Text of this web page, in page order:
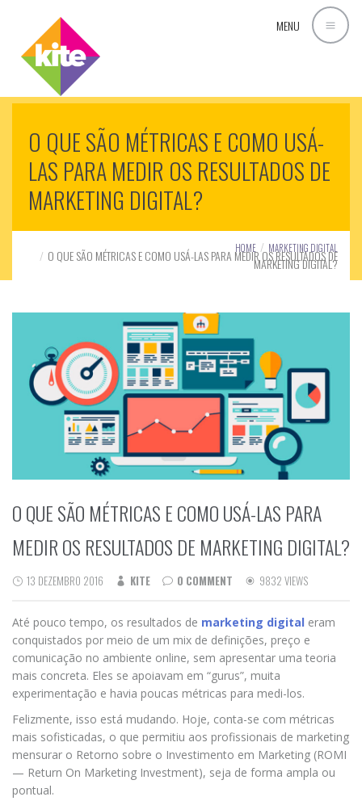
MENU
O QUE SÃO MÉTRICAS E COMO USÁ-
LAS PARA MEDIR OS RESULTADOS DE
MARKETING DIGITAL?
HOME MARKETING DIGITAL
O QUE SÃO MÉTRICAS E COMO USÁ-LAS PARA MEDIR OS RESULTADOS DE
MARKETING DIGITAL?
O QUE SÃO MÉTRICAS E COMO USÁ-LAS PARA
MEDIR OS RESULTADOS DE MARKETING DIGITAL?
13 DEZEMBRO 2016 KITE 0 COMMENT 9832 VIEWS
Até pouco tempo, os resultados de marketing digital eram
conquistados por meio de um mix de definições, preço e
comunicação no ambiente online, sem apresentar uma teoria
mais concreta. Eles se apoiavam em “gurus”, muita
experimentação e havia poucas métricas para medi-los.
Felizmente, isso está mudando. Hoje, conta-se com métricas
mais sofisticadas, o que permitiu aos profissionais de marketing
mensurar o Retorno sobre o Investimento em Marketing (ROMI
— Return On Marketing Investment), seja de forma ampla ou
pontual.